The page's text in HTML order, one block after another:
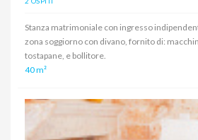
Stanza matrimoniale con ingresso
zona soggiorno con divano, fornito di:
tostapane, e bollitore.
40 m²